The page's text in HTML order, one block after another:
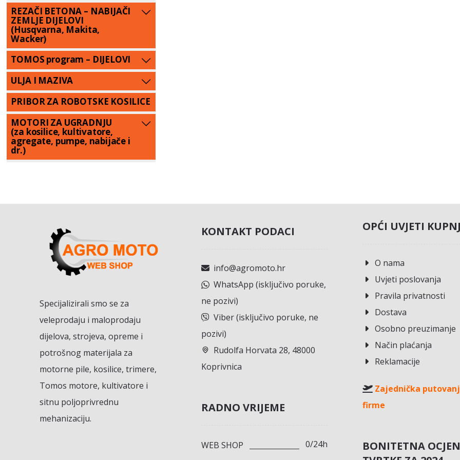
REZAČI BETONA – NABIJAČI
ZEMLJE DIJELOVI
(Husqvarna, Makita,
Wacker)
TOMOS program – DIJELOVI
ULJA I MAZIVA
PRIBOR ZA ROBOTSKE KOSILICE
MOTORI ZA UGRADNJU
(za kosilice, kultivatore,
agregate, pumpe, nabijače i
dr.)
Specijalizirali smo se za
veleprodaju i maloprodaju
dijelova, strojeva, opreme i
potrošnog materijala za
motorne pile, kosilice, trimere,
Tomos motore, kultivatore i
sitnu poljoprivrednu
mehanizaciju.
KONTAKT PODACI
info@agromoto.hr
WhatsApp (isključivo poruke,
ne pozivi)
Viber (isključivo poruke, ne
pozivi)
Rudolfa Horvata 28, 48000
Koprivnica
RADNO VRIJEME
WEB SHOP 0/24h
OPĆI UVJETI
O nama
Uvjeti poslovanja
Pravila privatnosti
Dostava
Osobno preuzimanje
Način plaćanja
Reklamacije
Zajednička
firme
BONITETNA